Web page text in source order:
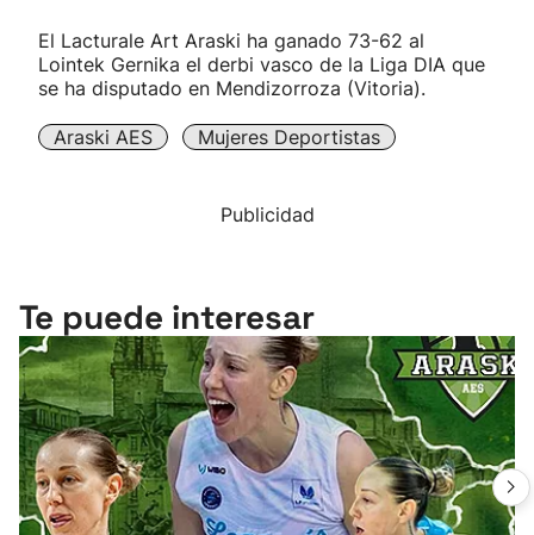
Carreras de montaña
Más deportes
El Lacturale Art Araski ha ganado 73-62 al
Lointek Gernika el derbi vasco de la Liga DIA que
se ha disputado en Mendizorroza (Vitoria).
Araski AES Mujeres Deportistas
Publicidad
Te puede interesar